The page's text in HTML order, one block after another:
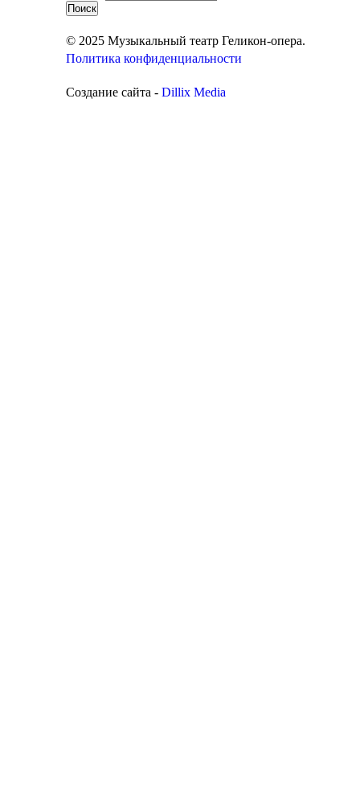
© 2025 Музыкальный театр Геликон-опера.
Политика конфиденциальности
Создание сайта - Dillix Media